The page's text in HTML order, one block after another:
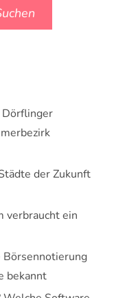
der Zukunft
verbraucht ein
bekannt